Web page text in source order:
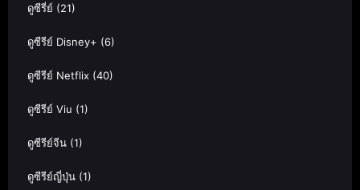
ดูซีรี่ย์ (21)
ดูซีรีย์ Disney+ (6)
ดูซีรีย์ Netflix (40)
ดูซีรีย์ Viu (1)
ดูซีรีย์จีน (1)
ดูซีรีย์ญี่ปุ่น (1)